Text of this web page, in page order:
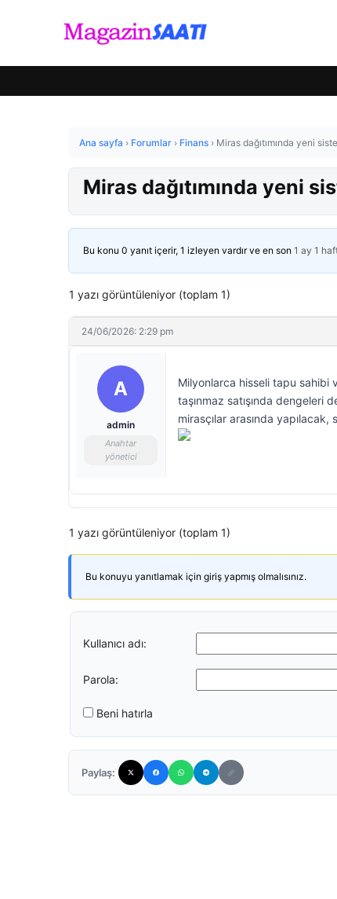
Ana sayfa › Forumlar › Finans › Miras dağıtımında yeni
Miras dağıtımında yeni
Bu konu 0 yanıt içerir, 1 izleyen vardır ve en son 1 ay 1
1 yazı görüntüleniyor (toplam 1)
24/06/2026: 2:29 pm
A
admin
Anahtar
yönetici
Milyonlarca hisseli tapu sahibi
taşınmaz satışında dengeleri
mirasçılar arasında
1 yazı görüntüleniyor (toplam 1)
Bu konuyu yanıtlamak için giriş yapmış olmalısınız.
Kullanıcı adı:
Parola:
Beni hatırla
Paylaş: